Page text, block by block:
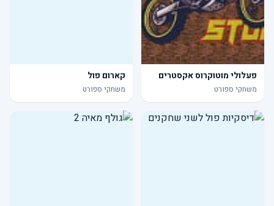
פעלולי מוטוקרוס אקסטרים
משחקי ספורט
קארום פול
משחקי ספורט